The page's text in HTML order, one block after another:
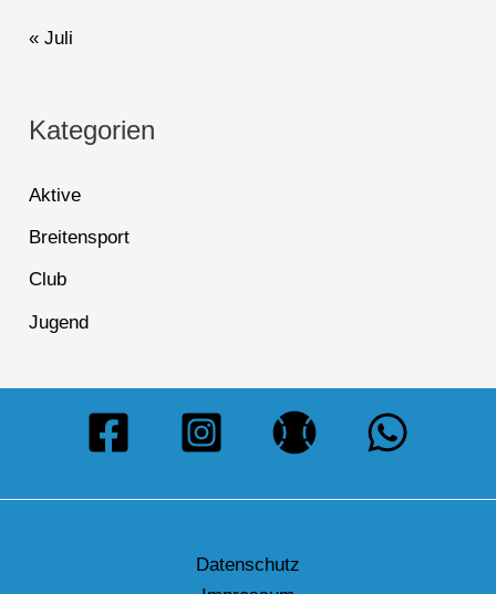
« Juli
Kategorien
Aktive
Breitensport
Club
Jugend
Datenschutz